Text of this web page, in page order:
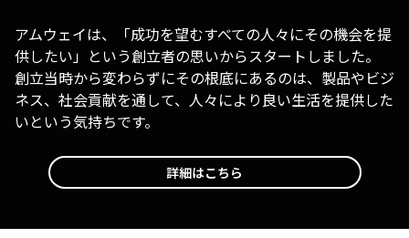
アムウェイは、「成功を望むすべての人々にその機会を提
供したい」という創立者の思いからスタートしました。
創立当時から変わらずにその根底にあるのは、製品やビジ
ネス、社会貢献を通して、人々により良い生活を提供した
いという気持ちです。
詳細はこちら